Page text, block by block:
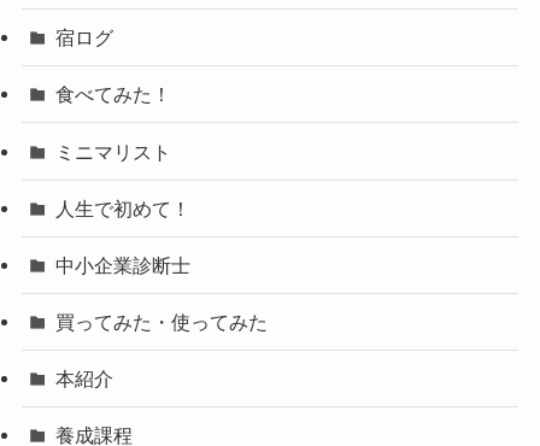
宿ログ
食べてみた！
ミニマリスト
人生で初めて！
中小企業診断士
買ってみた・使ってみた
本紹介
養成課程